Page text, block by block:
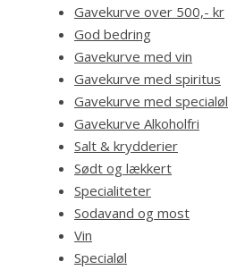
Gavekurve over 500,- kr
God bedring
Gavekurve med vin
Gavekurve med spiritus
Gavekurve med specialøl
Gavekurve Alkoholfri
Salt & krydderier
Sødt og lækkert
Specialiteter
Sodavand og most
Vin
Specialøl